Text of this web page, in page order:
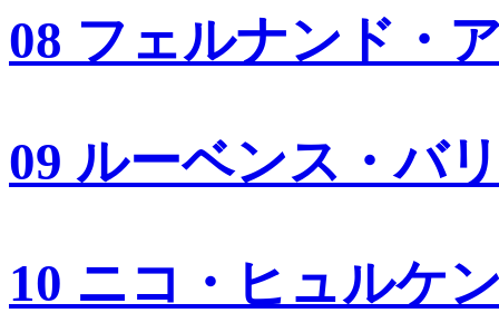
08 フェルナンド・
09 ルーベンス・バ
10 ニコ・ヒュルケ